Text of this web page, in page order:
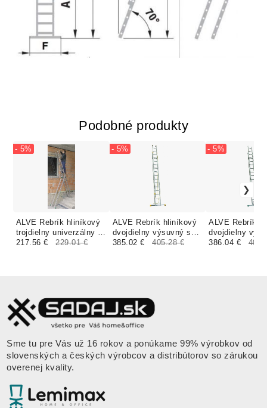
Podobné produkty
ALVE Rebrík hliníkový
trojdielny univerzálny s
úpravou na schody
- 5%
217.56 € 229.01 €
ALVE Rebrík hliníkový
dvojdielny výsuvný s
lanom 8314 PROFI
- 5%
385.02 € 405.28 €
ALVE Rebrík
dvojdielny
lanom 7316
- 5%
386.04 €
Sme tu pre Vás už 16 rokov a ponúkame 99% výrobkov od
slovenských a českých výrobcov a distribútorov so zárukou
overenej kvality.